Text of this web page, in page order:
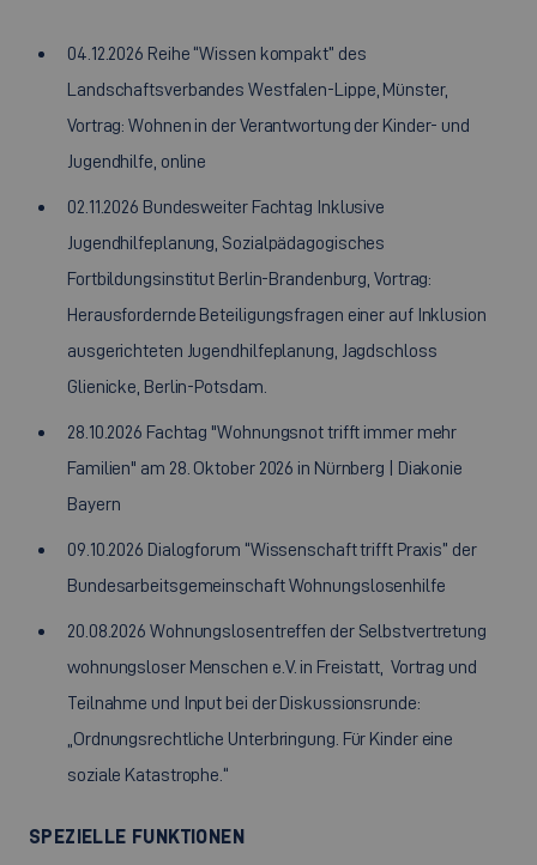
04.12.2026 Reihe “Wissen kompakt” des
Landschaftsverbandes Westfalen-Lippe, Münster,
Vortrag: Wohnen in der Verantwortung der Kinder- und
Jugendhilfe, online
02.11.2026 Bundesweiter Fachtag Inklusive
Jugendhilfeplanung, Sozialpädagogisches
Fortbildungsinstitut Berlin-Brandenburg, Vortrag:
Herausfordernde Beteiligungsfragen einer auf Inklusion
ausgerichteten Jugendhilfeplanung, Jagdschloss
Glienicke, Berlin-Potsdam.
28.10.2026 Fachtag "Wohnungsnot trifft immer mehr
Familien" am 28. Oktober 2026 in Nürnberg | Diakonie
Bayern
09.10.2026 Dialogforum “Wissenschaft trifft Praxis” der
Bundesarbeitsgemeinschaft Wohnungslosenhilfe
20.08.2026 Wohnungslosentreffen der Selbstvertretung
wohnungsloser Menschen e.V. in Freistatt, Vortrag und
Teilnahme und Input bei der Diskussionsrunde:
„Ordnungsrechtliche Unterbringung. Für Kinder eine
soziale Katastrophe.“
SPEZIELLE FUNKTIONEN